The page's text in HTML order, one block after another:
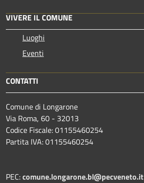
VIVERE IL COMUNE
Luoghi
Eventi
CONTATTI
Comune di Longarone
Via Roma, 60 - 32013
Codice Fiscale: 01155460254
Partita IVA: 01155460254
PEC:comune.longarone.bl@pecveneto.it